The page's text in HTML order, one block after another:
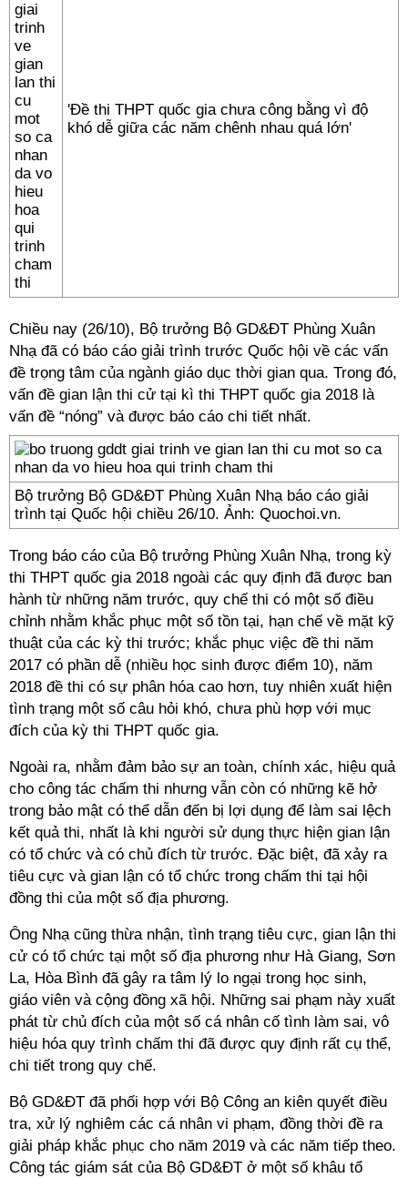
'Đề thi THPT quốc gia chưa công bằng vì độ
khó dễ giữa các năm chênh nhau quá lớn'
Chiều nay (26/10), Bộ trưởng Bộ GD&ĐT Phùng Xuân
Nhạ đã có báo cáo giải trình trước Quốc hội về các vấn
đề trọng tâm của ngành giáo dục thời gian qua. Trong đó,
vấn đề gian lận thi cử tại kì thi THPT quốc gia 2018 là
vấn đề “nóng” và được báo cáo chi tiết nhất.
Bộ trưởng Bộ GD&ĐT Phùng Xuân Nhạ báo cáo giải
trình tại Quốc hội chiều 26/10. Ảnh: Quochoi.vn.
Trong báo cáo của Bộ trưởng Phùng Xuân Nhạ, trong kỳ
thi THPT quốc gia 2018 ngoài các quy định đã được ban
hành từ những năm trước, quy chế thi có một số điều
chỉnh nhằm khắc phục một số tồn tại, hạn chế về mặt kỹ
thuật của các kỳ thi trước; khắc phục việc đề thi năm
2017 có phần dễ (nhiều học sinh được điểm 10), năm
2018 đề thi có sự phân hóa cao hơn, tuy nhiên xuất hiện
tình trạng một số câu hỏi khó, chưa phù hợp với mục
đích của kỳ thi THPT quốc gia.
Ngoài ra, nhằm đảm bảo sự an toàn, chính xác, hiệu quả
cho công tác chấm thi nhưng vẫn còn có những kẽ hở
trong bảo mật có thể dẫn đến bị lợi dụng để làm sai lệch
kết quả thi, nhất là khi người sử dụng thực hiện gian lận
có tổ chức và có chủ đích từ trước. Đặc biệt, đã xảy ra
tiêu cực và gian lận có tổ chức trong chấm thi tại hội
đồng thi của một số địa phương.
Ông Nhạ cũng thừa nhận, tình trạng tiêu cực, gian lận thi
cử có tổ chức tại một số địa phương như Hà Giang, Sơn
La, Hòa Bình đã gây ra tâm lý lo ngại trong học sinh,
giáo viên và cộng đồng xã hội. Những sai phạm này xuất
phát từ chủ đích của một số cá nhân cố tình làm sai, vô
hiệu hóa quy trình chấm thi đã được quy định rất cụ thể,
chi tiết trong quy chế.
Bộ GD&ĐT đã phối hợp với Bộ Công an kiên quyết điều
tra, xử lý nghiêm các cá nhân vi phạm, đồng thời đề ra
giải pháp khắc phục cho năm 2019 và các năm tiếp theo.
Công tác giám sát của Bộ GD&ĐT ở một số khâu tổ